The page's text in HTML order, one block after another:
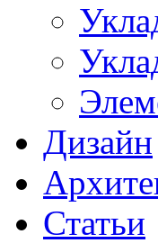
Дизайн
Статьи